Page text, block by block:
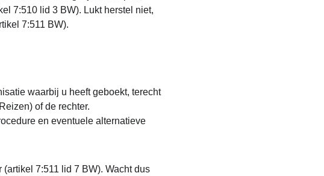
7:510 lid 3 BW). Lukt herstel niet,
7:511 BW).
waarbij u heeft geboekt, terecht
of de rechter.
en eventuele alternatieve
7:511 lid 7 BW). Wacht dus